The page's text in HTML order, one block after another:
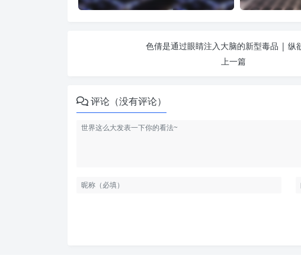
色倩是通过眼睛注入大脑的新型毒品 | 纵
上一篇
评论（没有评论）